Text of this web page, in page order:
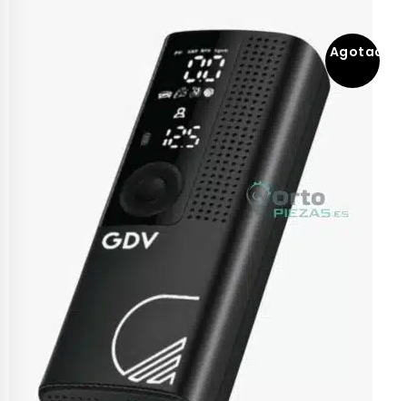
Agotado